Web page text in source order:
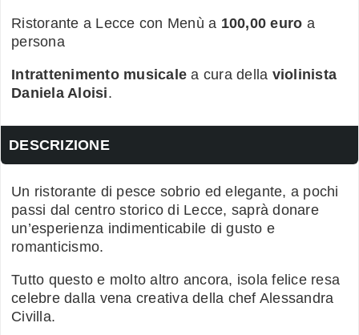
Ristorante a Lecce con Menù a 100,00 euro a
persona
Intrattenimento musicale a cura della violinista
Daniela Aloisi.
DESCRIZIONE
Un ristorante di pesce sobrio ed elegante, a pochi
passi dal centro storico di Lecce, saprà donare
un’esperienza indimenticabile di gusto e
romanticismo.
Tutto questo e molto altro ancora, isola felice resa
celebre dalla vena creativa della chef Alessandra
Civilla.